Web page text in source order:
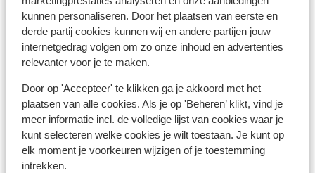
kunnen personaliseren. Door het plaatsen van eerste en
derde partij cookies kunnen wij en andere partijen jouw
internetgedrag volgen om zo onze inhoud en advertenties
relevanter voor je te maken.
Door op 'Accepteer' te klikken ga je akkoord met het
plaatsen van alle cookies. Als je op 'Beheren’ klikt, vind je
meer informatie incl. de volledige lijst van cookies waar je
kunt selecteren welke cookies je wilt toestaan. Je kunt op
elk moment je voorkeuren wijzigen of je toestemming
intrekken.
Résidence CGH Les Chalets d'Angèle
Résidence Les Chalets d'Angele - Prix exclusif
Résidences Petit Châtel
Appart'hôtel Le Panoramic